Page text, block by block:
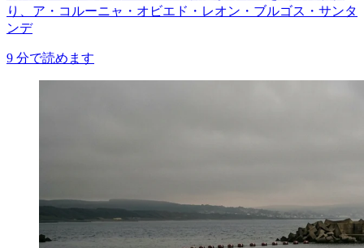
り、ア・コルーニャ・オビエド・レオン・ブルゴス・サンタ
ンデ
9 分で読めます